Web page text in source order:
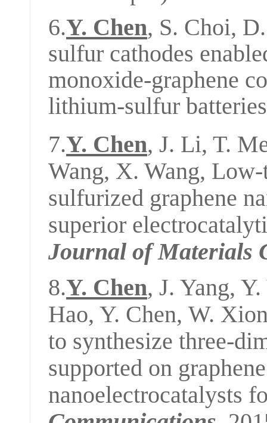
6.Y. Chen, S. Choi,
sulfur cathodes
monoxide-graphene
lithium-sulfur
7.Y. Chen, J. Li, T.
Wang, X. Wang, Low-
sulfurized graphene
superior
Journal ofMaterials
8.Y. Chen, J. Yang,
Hao, Y. Chen, W.
to synthesize three-
supported on
nanoelectrocatalysts